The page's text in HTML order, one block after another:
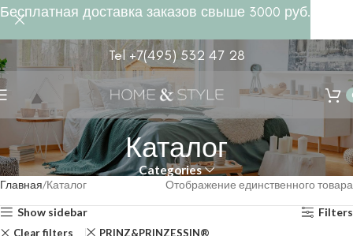
Tel +7(495) 532 47 28
Каталог
Categories
Главная Каталог Отображение единственного товара
Show sidebar Filters
Clear filters PRINZ&PRINZESSIN®
Бесплатная доставка заказов свыше 3000 руб.